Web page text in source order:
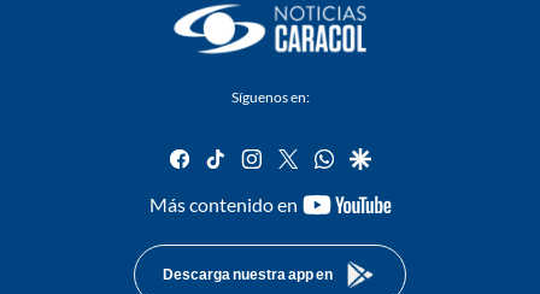
Síguenos en:
facebook
tiktok instagram
twitterwhatsapp
google
Más contenido en
youtube-
Descarga nuestra app en